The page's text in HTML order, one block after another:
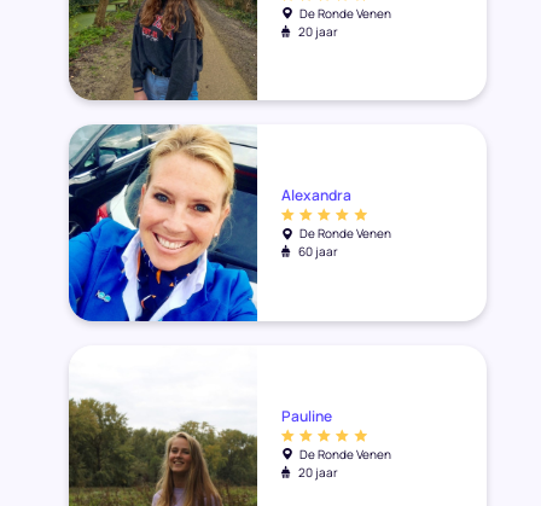
De Ronde Venen
20 jaar
Alexandra
De Ronde Venen
60 jaar
Pauline
De Ronde Venen
20 jaar